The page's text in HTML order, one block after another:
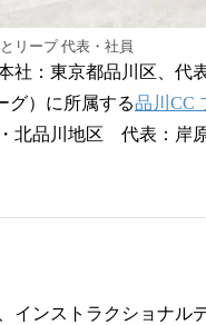
リープ 代表・社員
本社：東京都品川区、
グ）に所属する品川CC
北品川地区 代表：岸
インストラクショナル